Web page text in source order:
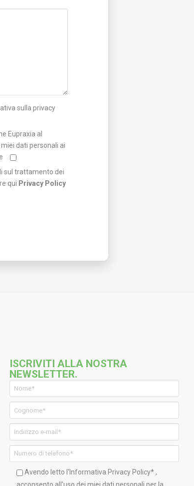
sulla privacy
Eupraxia al
dati personali ai
sul trattamento dei
qui Privacy Policy
ISCRIVITI ALLA NOSTRA
NEWSLETTER.
Avendo letto l'Informativa Privacy Policy*,